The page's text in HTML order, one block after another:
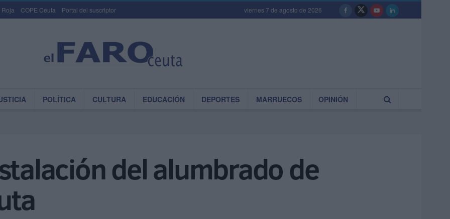
Roja COPE Ceuta Portal del suscriptor viernes 7 de agosto de 2026
POLÍTICA CULTURA EDUCACIÓN DEPORTES MARRUECOS OPINIÓN
del alumbrado de